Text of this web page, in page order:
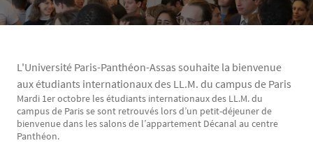
L'Université Paris-Panthéon-Assas souhaite la bienvenue
aux étudiants internationaux des LL.M. du campus de Paris
Texte
Mardi 1er octobre les étudiants internationaux des LL.M. du
campus de Paris se sont retrouvés lors d’un petit-déjeuner de
bienvenue dans les salons de l’appartement Décanal au centre
Panthéon.